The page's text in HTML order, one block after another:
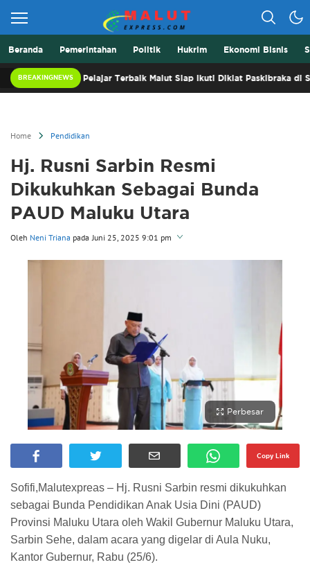
Malut Express
Beranda Pemerintahan Politik Hukrim Ekonomi Bisnis
BREAKINGNEWS
ke-81 RI, 32 Pelajar Terbaik Malut Siap Ikuti Diklat Paskibraka di Sofifi
Home Pendidikan
Hj. Rusni Sarbin Resmi
Dikukuhkan Sebagai Bunda
PAUD Maluku Utara
Oleh Neni Triana pada Juni 25, 2025 9:01 pm
Perbesar
Copy Link
Sofifi,Malutexpreas – Hj. Rusni Sarbin resmi dikukuhkan
sebagai Bunda Pendidikan Anak Usia Dini (PAUD)
Provinsi Maluku Utara oleh Wakil Gubernur Maluku Utara,
Sarbin Sehe, dalam acara yang digelar di Aula Nuku,
Kantor Gubernur, Rabu (25/6).